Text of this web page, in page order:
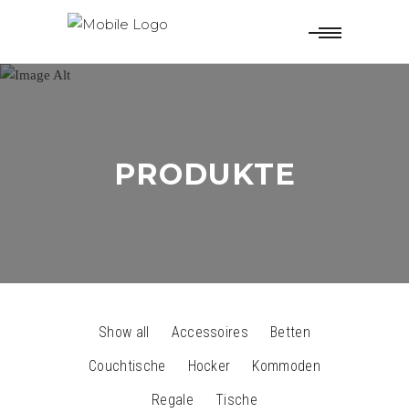
PRODUKTE
Show all Accessoires
Betten
Couchtische
Hocker
Kommoden
Regale
Tische